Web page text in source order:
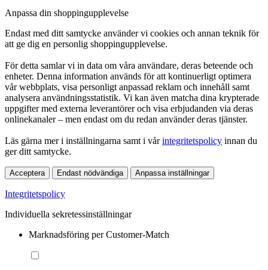
Anpassa din shoppingupplevelse
Endast med ditt samtycke använder vi cookies och annan teknik för
att ge dig en personlig shoppingupplevelse.
För detta samlar vi in data om våra användare, deras beteende och
enheter. Denna information används för att kontinuerligt optimera
vår webbplats, visa personligt anpassad reklam och innehåll samt
analysera användningsstatistik. Vi kan även matcha dina krypterade
uppgifter med externa leverantörer och visa erbjudanden via deras
onlinekanaler – men endast om du redan använder deras tjänster.
Läs gärna mer i inställningarna samt i vårintegritetspolicy innan du
ger ditt samtycke.
Acceptera Endast nödvändiga Anpassa inställningar
Integritetspolicy
Individuella sekretessinställningar
Marknadsföring per Customer-Match